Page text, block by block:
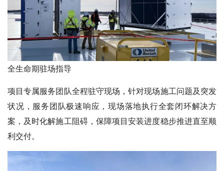
全生命期驻场指导
项目专属服务团队全程驻守现场，针对现场施工问题及突发
状况，服务团队极速响应，现场落地执行全套闭环解决方
案，及时化解施工阻碍，保障项目安装进度稳步推进直至顺
利交付。